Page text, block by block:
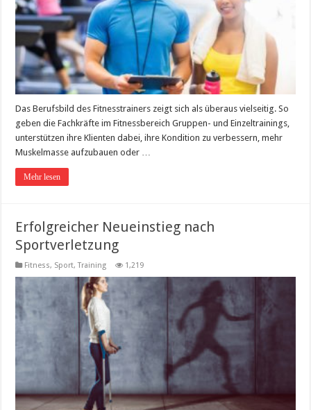
Das Berufsbild des Fitnesstrainers zeigt sich als überaus vielseitig. So
geben die Fachkräfte im Fitnessbereich Gruppen- und Einzeltrainings,
unterstützen ihre Klienten dabei, ihre Kondition zu verbessern, mehr
Muskelmasse aufzubauen oder …
Mehr lesen
Erfolgreicher Neueinstieg nach
Sportverletzung
Fitness, Sport, Training 1,219